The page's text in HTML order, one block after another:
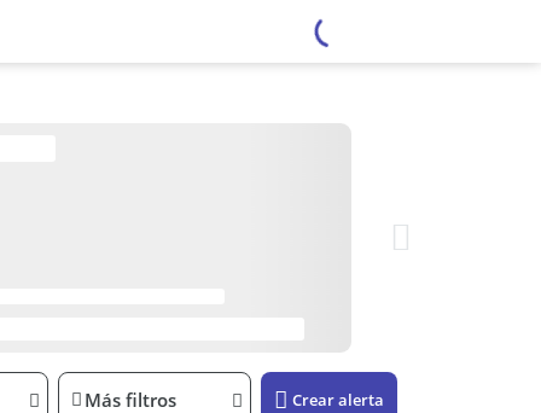
Más filtros Crear alerta